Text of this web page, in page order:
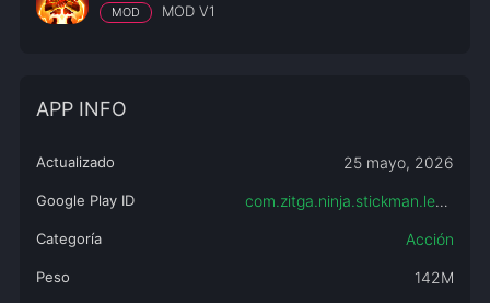
MOD MOD V1
APP INFO
Actualizado 25 mayo, 2026
Google Play ID com.zitga.ninja.stickman.legends
Categoría Acción
Peso 142M